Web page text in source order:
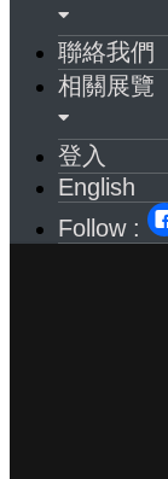
聯絡我們
相關展覽
登入
English
Follow :